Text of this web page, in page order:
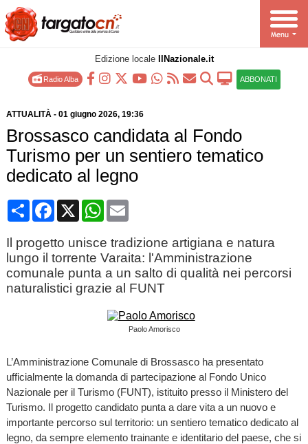
Edizione locale IlNazionale.it
Radio Alba ABBONATI
ATTUALITÀ- 01 giugno 2026, 19:36
Brossasco candidata al Fondo
Turismo per un sentiero tematico
dedicato al legno
CondividiFacebook
X WhatsApp
Email
Il progetto unisce tradizione artigiana e natura
lungo il torrente Varaita: l'Amministrazione
comunale punta a un salto di qualità nei percorsi
naturalistici grazie al FUNT
Paolo Amorisco
L’Amministrazione Comunale di Brossasco ha presentato
ufficialmente la domanda di partecipazione al Fondo Unico
Nazionale per il Turismo (FUNT), istituito presso il Ministero del
Turismo. Il progetto candidato punta a dare vita a un nuovo e
importante percorso sul territorio: un sentiero tematico dedicato al
legno, da sempre elemento trainante e identitario del paese, che si